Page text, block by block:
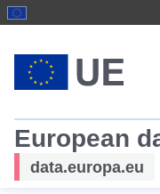
European
data.europa.eu